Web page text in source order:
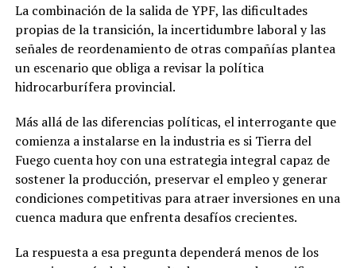
La combinación de la salida de YPF, las dificultades
propias de la transición, la incertidumbre laboral y las
señales de reordenamiento de otras compañías plantea
un escenario que obliga a revisar la política
hidrocarburífera provincial.
Más allá de las diferencias políticas, el interrogante que
comienza a instalarse en la industria es si Tierra del
Fuego cuenta hoy con una estrategia integral capaz de
sostener la producción, preservar el empleo y generar
condiciones competitivas para atraer inversiones en una
cuenca madura que enfrenta desafíos crecientes.
La respuesta a esa pregunta dependerá menos de los